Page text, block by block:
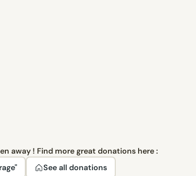
away ! Find more great donations here :
See all donations